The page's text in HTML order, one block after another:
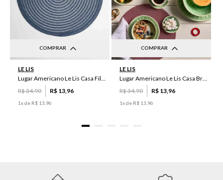
COMPRAR
LE LIS
Lugar Americano Le Lis Casa Filipa
R$34,90 R$ 13 96
1x de R$ 13 96
COMPRAR
LE LIS
Lugar Americano Le Lis Casa Brenda
R$34,90 R$ 13 96
1x de R$ 13 96